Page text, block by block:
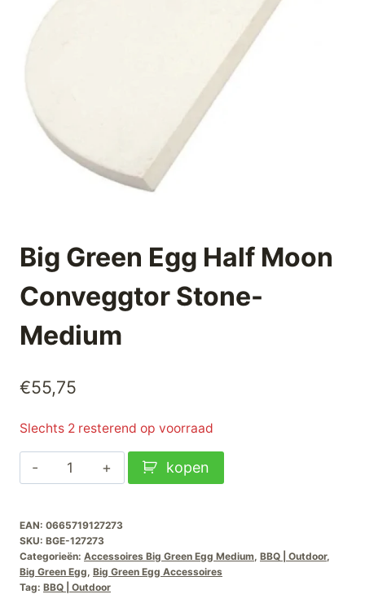
Big Green Egg Half Moon
Conveggtor Stone-
Medium
€55,75
Slechts 2 resterend op voorraad
Big
Green
Half
Moon
Conveggtor
Stone-
kopen
EAN: 0665719127273
SKU: BGE-127273
Categorieën: Accessoires Big Green Egg Medium, BBQ | Outdoor,
Big Green Egg, Big Green Egg Accessoires
Tag: BBQ | Outdoor